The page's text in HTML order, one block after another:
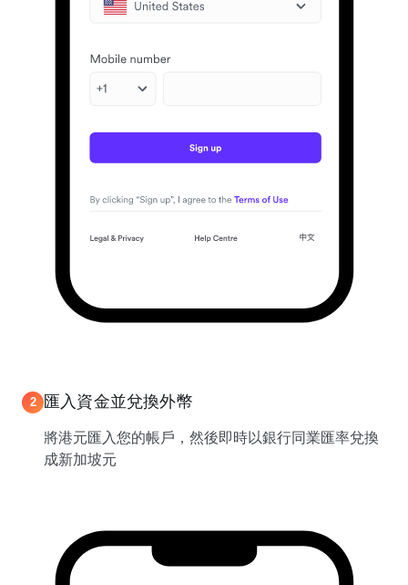
2 匯入資金並兌換外幣
將港元匯入您的帳戶，然後即時以銀行同業匯率兌換
成新加坡元